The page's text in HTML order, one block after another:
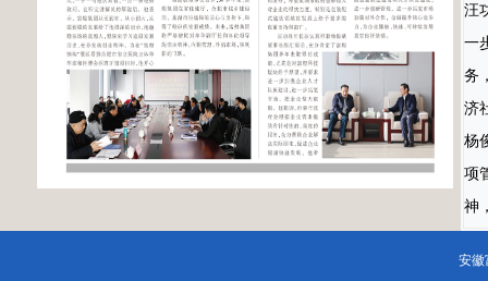
汪
一
务
济
杨
项
神
的
安徽